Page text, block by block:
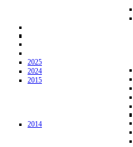
2025
2024
2015
2014